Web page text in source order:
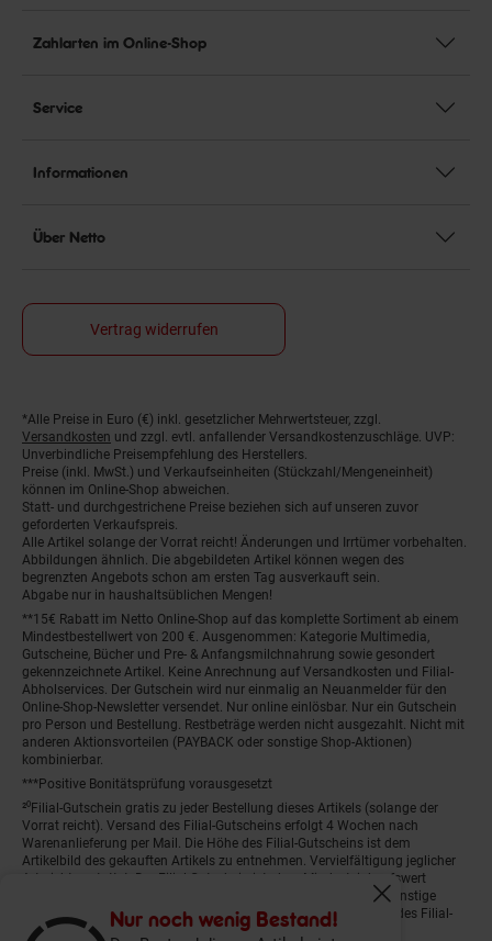
Nur noch wenig Bestand!
Fenster
Zahlarten im Online-Shop
Service
Informationen
Über Netto
Vertrag widerrufen
Fußnoten
*Alle Preise in Euro (€) inkl. gesetzlicher Mehrwertsteuer, zzgl.
Versandkosten und zzgl. evtl. anfallender Versandkostenzuschläge. UVP:
Unverbindliche Preisempfehlung des Herstellers.
Preise (inkl. MwSt.) und Verkaufseinheiten (Stückzahl/Mengeneinheit)
können im Online-Shop abweichen.
Statt- und durchgestrichene Preise beziehen sich auf unseren zuvor
geforderten Verkaufspreis.
Alle Artikel solange der Vorrat reicht! Änderungen und Irrtümer vorbehalten.
Abbildungen ähnlich. Die abgebildeten Artikel können wegen des
begrenzten Angebots schon am ersten Tag ausverkauft sein.
Abgabe nur in haushaltsüblichen Mengen!
**15€ Rabatt im Netto Online-Shop auf das komplette Sortiment ab einem
Mindestbestellwert von 200 €. Ausgenommen: Kategorie Multimedia,
Gutscheine, Bücher und Pre- & Anfangsmilchnahrung sowie gesondert
gekennzeichnete Artikel. Keine Anrechnung auf Versandkosten und Filial-
Abholservices. Der Gutschein wird nur einmalig an Neuanmelder für den
Online-Shop-Newsletter versendet. Nur online einlösbar. Nur ein Gutschein
pro Person und Bestellung. Restbeträge werden nicht ausgezahlt. Nicht mit
anderen Aktionsvorteilen (PAYBACK oder sonstige Shop-Aktionen)
kombinierbar.
***Positive Bonitätsprüfung vorausgesetzt
²⁰Filial-Gutschein gratis zu jeder Bestellung dieses Artikels (solange der
Vorrat reicht). Versand des Filial-Gutscheins erfolgt 4 Wochen nach
Warenanlieferung per Mail. Die Höhe des Filial-Gutscheins ist dem
Artikelbild des gekauften Artikels zu entnehmen. Vervielfältigung jeglicher
Art nicht gestattet. Der Filial-Gutschein ist ohne Mindesteinkaufswert
einlösbar. Nicht mit anderen Aktionsvorteilen (PAYBACK oder sonstige
Shop-Aktionen) kombinierbar. Der jeweilige Gültigkeitszeitraum des Filial-
Gutscheins ist darauf vermerkt.